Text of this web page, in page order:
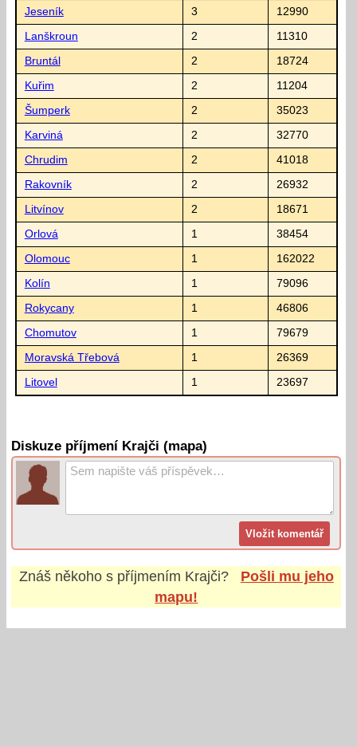
Jeseník 3 12990
Lanškroun 2 11310
Bruntál 2 18724
Kuřim 2 11204
Šumperk 2 35023
Karviná 2 32770
Chrudim 2 41018
Rakovník 2 26932
Litvínov 2 18671
Orlová 1 38454
Olomouc 1 162022
Kolín 1 79096
Rokycany 1 46806
Chomutov 1 79679
Moravská Třebová 1 26369
Litovel 1 23697
Diskuze příjmení Krajči (mapa)
Znáš někoho s příjmením Krajči?
Pošli mu jeho
mapu!